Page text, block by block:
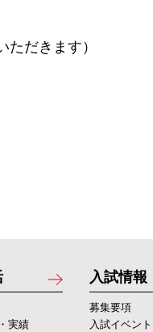
だきます）
実績
入試情報
募集要項
入試イベント